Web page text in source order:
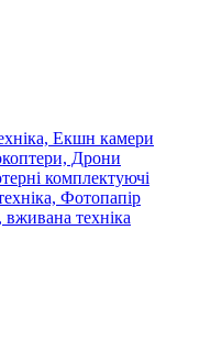
Екшн камери
Дрони
комплектуючі
Фотопапір
вживана техніка